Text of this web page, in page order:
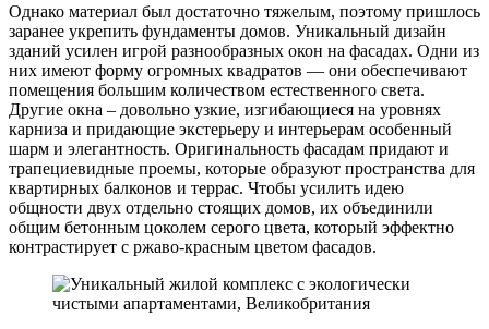
Однако материал был достаточно тяжелым, поэтому пришлось
заранее укрепить фундаменты домов. Уникальный дизайн
зданий усилен игрой разнообразных окон на фасадах. Одни из
них имеют форму огромных квадратов — они обеспечивают
помещения большим количеством естественного света.
Другие окна – довольно узкие, изгибающиеся на уровнях
карниза и придающие экстерьеру и интерьерам особенный
шарм и элегантность. Оригинальность фасадам придают и
трапециевидные проемы, которые образуют пространства для
квартирных балконов и террас. Чтобы усилить идею
общности двух отдельно стоящих домов, их объединили
общим бетонным цоколем серого цвета, который эффектно
контрастирует с ржаво-красным цветом фасадов.